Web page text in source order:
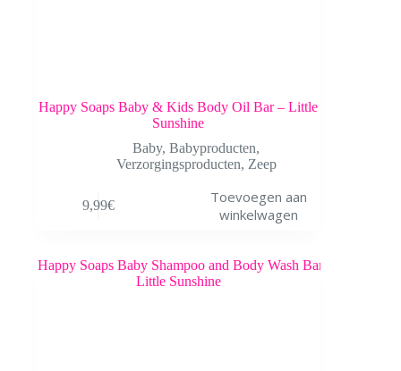
Happy Soaps Baby & Kids Body Oil Bar – Little
Sunshine
Baby,Babyproducten,
Verzorgingsproducten, Zeep
9,99€
Toevoegen aan
winkelwagen